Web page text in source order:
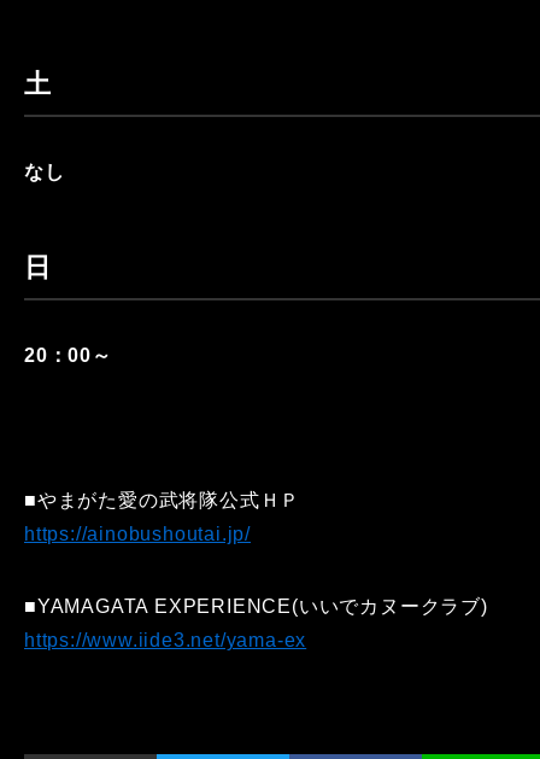
土
なし
日
20：00～
■やまがた愛の武将隊公式ＨＰ
https://ainobushoutai.jp/
■YAMAGATA EXPERIENCE(いいでカヌークラブ)
https://www.iide3.net/yama-ex